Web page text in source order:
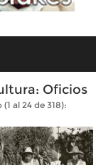
Oficios
al 24 de 318):